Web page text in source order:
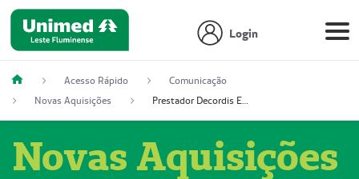
Login
Acesso Rápido
Comunicação
Novas Aquisições
Prestador Decordis Exames Cardiológicos LTDA (51004346-0)
Novas Aquisições